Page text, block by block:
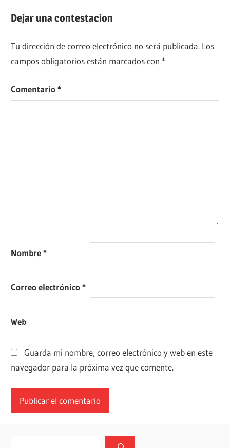
Dejar una contestacion
Tu dirección de correo electrónico no será publicada. Los
campos obligatorios están marcados con *
Comentario*
Nombre*
Correo electrónico*
Web
Guarda mi nombre, correo electrónico y web en este
navegador para la próxima vez que comente.